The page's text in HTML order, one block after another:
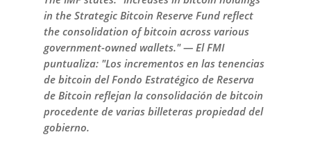
in the Strategic Bitcoin Reserve Fund reflect
the consolidation of bitcoin across various
government-owned wallets." — El FMI
puntualiza: "Los incrementos en las tenencias
de bitcoin del Fondo Estratégico de Reserva
de Bitcoin reflejan la consolidación de bitcoin
procedente de varias billeteras propiedad del
gobierno.